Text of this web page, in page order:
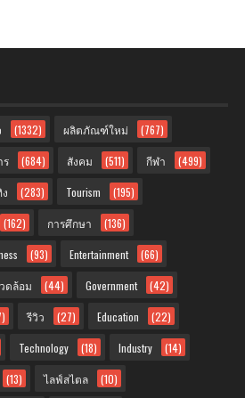
(1332) ผลิตภัณฑ์ใหม่ (767)
ร (684) สังคม (511) กีฬา (499)
(283) Tourism (195)
(162) การศึกษา (136)
(93) Entertainment (66)
ดล้อม (44) Government (42)
รีวิว (27) Education (22)
Technology (18) Industry (14)
(13) ไลฟ์สไตล (10)